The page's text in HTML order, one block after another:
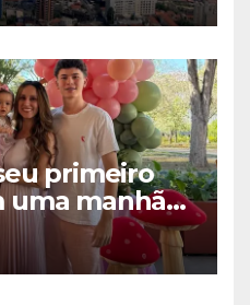
primeiro
uma manhã
e